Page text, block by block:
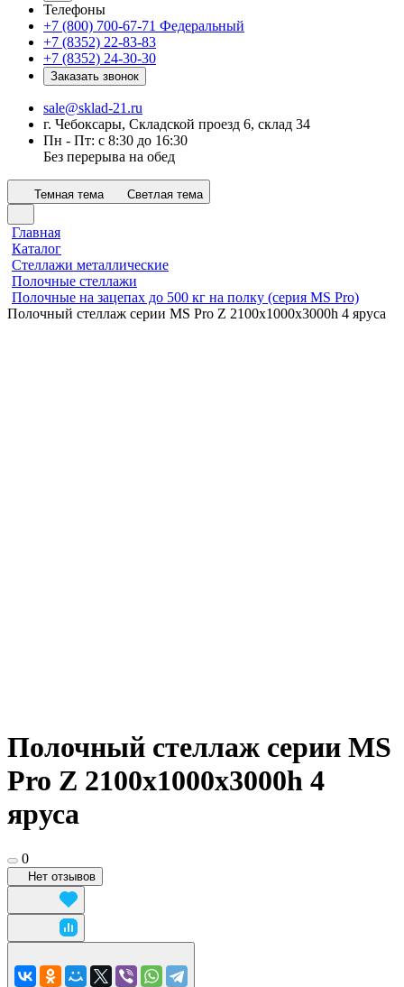
Телефоны
+7 (800) 700-67-71 Федеральный
+7 (8352) 22-83-83
+7 (8352) 24-30-30
Заказать звонок
sale@sklad-21.ru
г. Чебоксары, Складской проезд 6, склад 34
Пн - Пт: с 8:30 до 16:30
Без перерыва на обед
Темная тема Светлая тема
Главная
Каталог
Стеллажи металлические
Полочные стеллажи
Полочные на зацепах до 500 кг на полку (серия MS Pro)
Полочный стеллаж серии MS Pro Z 2100x1000х3000h 4 яруса
Полочный стеллаж серии MS
Pro Z 2100x1000х3000h 4
яруса
0
Нет отзывов